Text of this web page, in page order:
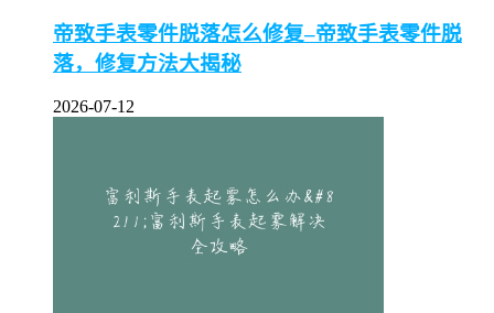
帝致手表零件脱落怎么修复–帝致手表零件脱
落，修复方法大揭秘
2026-07-12